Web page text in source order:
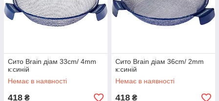
Сито Brain діам 33cm/ 4mm
к:синій
Немає в наявності
418 ₴
Сито Brain діам 36cm/ 2mm
к:синій
Немає в наявності
418 ₴